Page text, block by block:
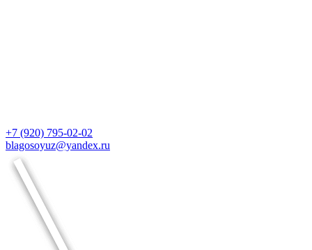
+7 (920) 795-02-02
blagosoyuz@yandex.ru